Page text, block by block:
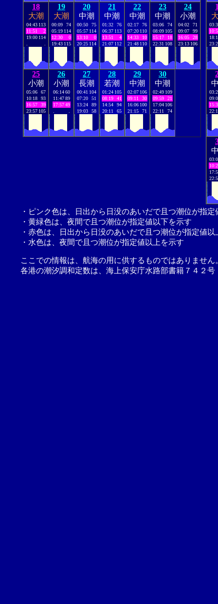
18
大潮
04:43 113
11:51
2
19:00 114
19
大潮
00:09
74
05:19 114
12:30
0
19:43 115
20
中潮
00:50
75
05:57 114
13:10
0
20:25 114
21
中潮
01:32
76
06:37 113
13:51
4
21:07 112
22
中潮
02:17
76
07:20 110
14:33
10
21:48 110
23
中潮
03:06
74
08:09 105
15:17
18
22:31 108
24
小潮
04:02
71
09:07
99
16:05
28
23:13 106
25
小潮
05:06
67
10:18
93
16:57
39
23:57 105
26
小潮
06:14 60
11:47 89
17:57 49
27
長潮
00:41 104
07:20
51
13:24
89
19:03
58
28
若潮
01:24 105
08:19
41
14:54
94
20:11
65
29
中潮
02:07 106
09:11
30
16:06 100
21:15
71
30
中潮
02:49 109
09:59
21
17:04 106
22:11
74
・ピンク色は、日出から日没のあいだで且つ潮位が指
・黄緑色は、夜間で且つ潮位が指定値以下を示す
・赤色は、日出から日没のあいだで且つ潮位が指定値以
・水色は、夜間で且つ潮位が指定値以上を示す
ここでの情報は、航海の用に供するものではありませ
各港の潮汐調和定数は、海上保安庁水路部書籍７４２